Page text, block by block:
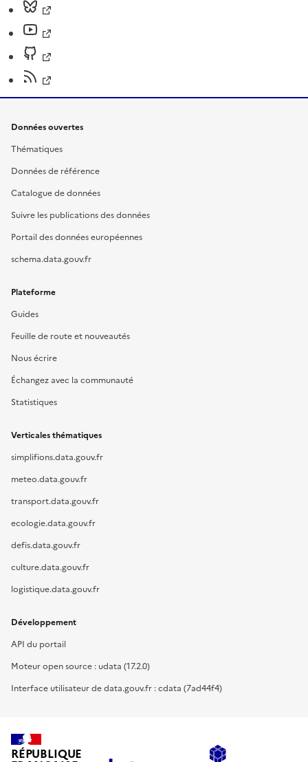
Données ouvertes
Thématiques
Données de référence
Catalogue de données
Suivre les publications des données
Portail des données européennes
schema.data.gouv.fr
Plateforme
Guides
Feuille de route et nouveautés
Nous écrire
Échangez avec la communauté
Statistiques
Verticales thématiques
simplifions.data.gouv.fr
meteo.data.gouv.fr
transport.data.gouv.fr
ecologie.data.gouv.fr
defis.data.gouv.fr
culture.data.gouv.fr
logistique.data.gouv.fr
Développement
API du portail
Moteur open source : udata (17.2.0)
Interface utilisateur de data.gouv.fr : cdata (7ad44f4)
RÉPUBLIQUE